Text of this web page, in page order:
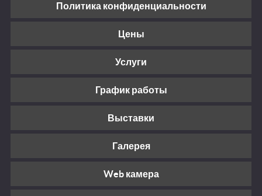
Политика конфиденциальности
Цены
Услуги
График работы
Выставки
Галерея
Web камера